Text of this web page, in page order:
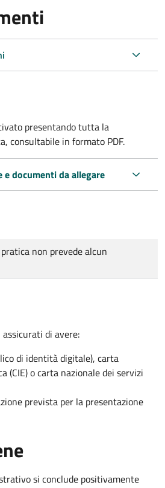
presentando tutta la
consultabile in formato PDF.
documenti da allegare
non prevede alcun
assicurati di avere:
di identità digitale), carta
(CIE) o carta nazionale dei servizi
prevista per la presentazione
si conclude positivamente